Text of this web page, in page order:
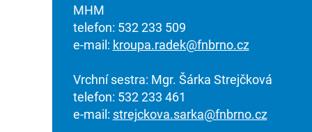
MHM
telefon: 532 233 509
e-mail: kroupa.radek@fnbrno.cz
Vrchní sestra: Mgr. Šárka Strejčková
telefon: 532 233 461
e-mail: strejckova.sarka@fnbrno.cz